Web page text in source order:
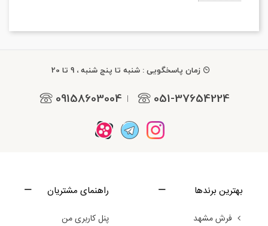
زمان پاسخگویی : شنبه تا پنج شنبه ، 9 تا 20
051-37654224
|
09158603004
بهترین برندها
فرش مشهد
راهنمای مشتریان
پنل کاربری من